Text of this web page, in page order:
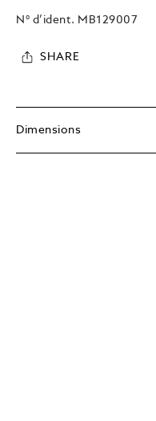
N° d’ident. MB129007
SHARE
Dimensions